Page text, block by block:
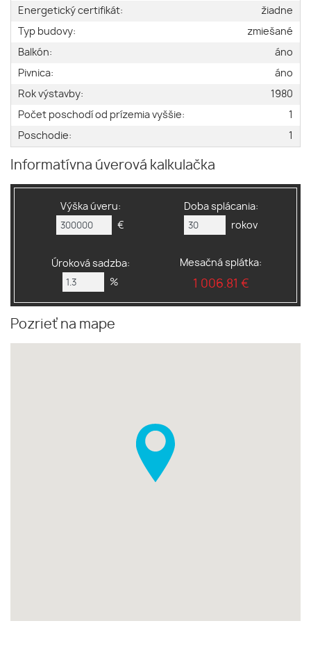
Energetický certifikát:
žiadne
Typ budovy:
zmiešané
Balkón:
áno
Pivnica:
áno
Rok výstavby:
1980
Počet poschodí od prízemia vyššie:
1
Poschodie:
1
Informatívna úverová kalkulačka
Výška úveru:
€
Doba splácania:
rokov
Úroková sadzba:
%
Mesačná splátka:
1 006.81 €
Pozrieť na mape